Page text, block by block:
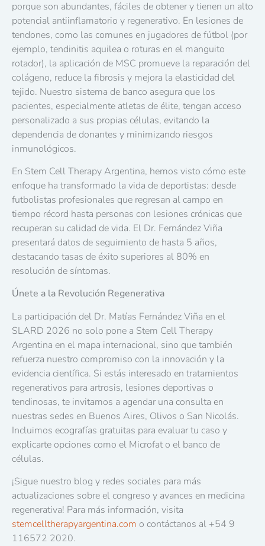
porque son abundantes, fáciles de obtener y tienen un alto
potencial antiinflamatorio y regenerativo. En lesiones de
tendones, como las comunes en jugadores de fútbol (por
ejemplo, tendinitis aquilea o roturas en el manguito
rotador), la aplicación de MSC promueve la reparación del
colágeno, reduce la fibrosis y mejora la elasticidad del
tejido. Nuestro sistema de banco asegura que los
pacientes, especialmente atletas de élite, tengan acceso
personalizado a sus propias células, evitando la
dependencia de donantes y minimizando riesgos
inmunológicos.
En Stem Cell Therapy Argentina, hemos visto cómo este
enfoque ha transformado la vida de deportistas: desde
futbolistas profesionales que regresan al campo en
tiempo récord hasta personas con lesiones crónicas que
recuperan su calidad de vida. El Dr. Fernández Viña
presentará datos de seguimiento de hasta 5 años,
destacando tasas de éxito superiores al 80% en
resolución de síntomas.
Únete a la Revolución Regenerativa
La participación del Dr. Matías Fernández Viña en el
SLARD 2026 no solo pone a Stem Cell Therapy
Argentina en el mapa internacional, sino que también
refuerza nuestro compromiso con la innovación y la
evidencia científica. Si estás interesado en tratamientos
regenerativos para artrosis, lesiones deportivas o
tendinosas, te invitamos a agendar una consulta en
nuestras sedes en Buenos Aires, Olivos o San Nicolás.
Incluimos ecografías gratuitas para evaluar tu caso y
explicarte opciones como el Microfat o el banco de
células.
¡Sigue nuestro blog y redes sociales para más
actualizaciones sobre el congreso y avances en medicina
regenerativa! Para más información, visita
stemcelltherapyargentina.com o contáctanos al +54 9
116572 2020.